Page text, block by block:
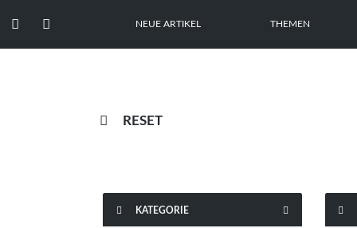
  NEUE ARTIKEL THEMEN
 RESET
 KATEGORIE  